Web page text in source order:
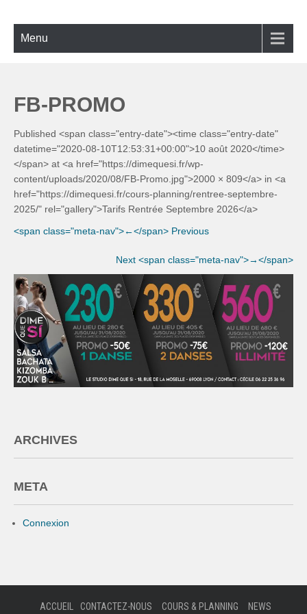
content
ECOLE DE BACHATA, SALSA,
Menu
FB-PROMO
Published <span class="entry-date"><time class="entry-date"
datetime="2020-08-10T12:53:31+00:00">10 août 2020</time>
</span> at <a href="https://dimequesi.fr/wp-
content/uploads/2020/08/FB-Promo.jpg">2000 × 809</a> in <a
href="https://dimequesi.fr/cours-planning/rentree-septembre-
2025/" rel="gallery">Tarifs Rentrée Septembre 2026</a>
<span class="meta-nav">←</span> Previous
Next <span class="meta-nav">→</span>
ARCHIVES
META
Connexion
ACCUEIL CONTACTEZ-NOUS COURS & PLANNING NEWS